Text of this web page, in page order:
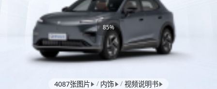
85%
4087张图片 / 内饰 / 视频说明书